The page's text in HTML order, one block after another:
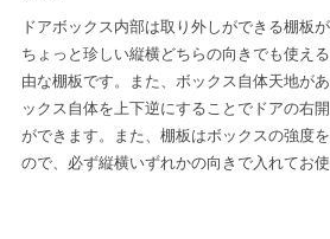
ドアボックス内部は取り外しができる棚板
ちょっと珍しい縦横どちらの向きでも使え
由な棚板です。また、ボックス自体天地が
ックス自体を上下逆にすることでドアの右
ができます。また、棚板はボックスの強度
ので、必ず縦横いずれかの向きで入れてお使